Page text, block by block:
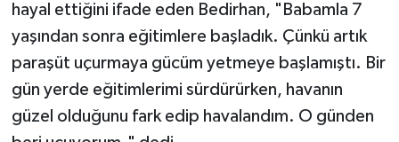
hayal ettiğini ifade eden Bedirhan, "Babamla 7
yaşından sonra eğitimlere başladık. Çünkü artık
paraşüt uçurmaya gücüm yetmeye başlamıştı. Bir
gün yerde eğitimlerimi sürdürürken, havanın
güzel olduğunu fark edip havalandım. O günden